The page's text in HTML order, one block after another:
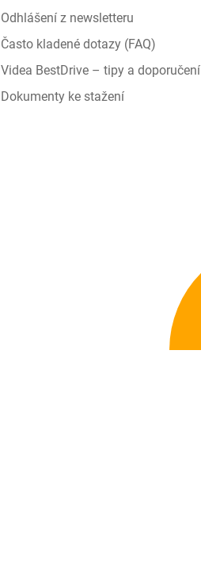
Odhlášení z newsletteru
Často kladené dotazy (FAQ)
Videa BestDrive – tipy a doporučení
Dokumenty ke stažení